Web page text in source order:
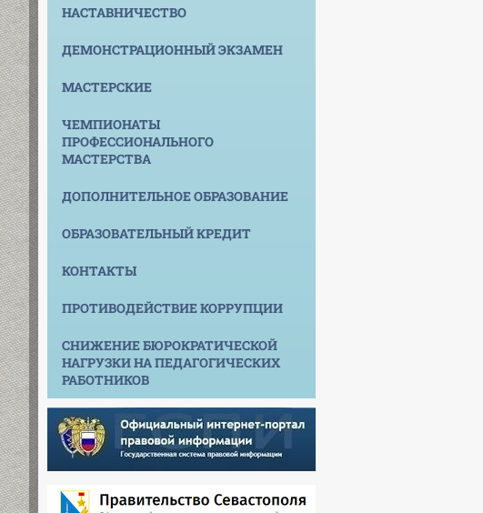
НАСТАВНИЧЕСТВО
ДЕМОНСТРАЦИОННЫЙ ЭКЗАМЕН
МАСТЕРСКИЕ
ЧЕМПИОНАТЫ
ПРОФЕССИОНАЛЬНОГО
МАСТЕРСТВА
ДОПОЛНИТЕЛЬНОЕ ОБРАЗОВАНИЕ
ОБРАЗОВАТЕЛЬНЫЙ КРЕДИТ
КОНТАКТЫ
ПРОТИВОДЕЙСТВИЕ КОРРУПЦИИ
СНИЖЕНИЕ БЮРОКРАТИЧЕСКОЙ
НАГРУЗКИ НА ПЕДАГОГИЧЕСКИХ
РАБОТНИКОВ